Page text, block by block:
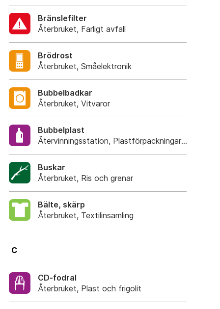
Bränslefilter
Återbruket, Farligt avfall
Brödrost
Återbruket, Småelektronik
Bubbelbadkar
Återbruket, Vitvaror
Bubbelplast
Återvinningsstation, Plastförpackningar. Eller
Buskar
Återbruket, Ris och grenar
Bälte, skärp
Återbruket, Textilinsamling
C
CD-fodral
Återbruket, Plast och frigolit